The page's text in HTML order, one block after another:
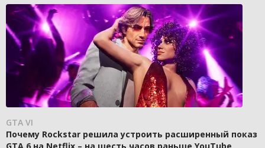
GTA VI
Почему Rockstar решила устроить расширенный показ